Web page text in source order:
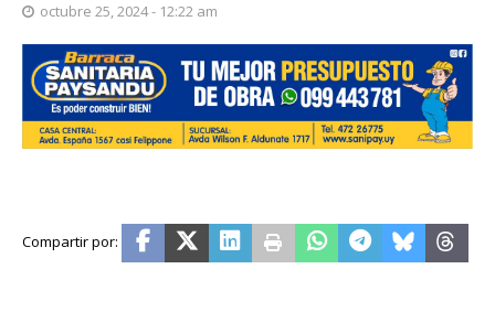
octubre 25, 2024 - 12:22 am